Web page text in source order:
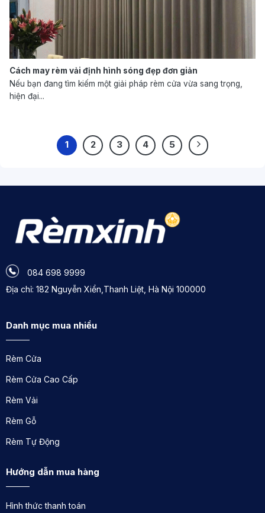
Cách may rèm vải định hình sóng đẹp đơn giản
Nếu bạn đang tìm kiếm một giải pháp rèm cửa vừa sang trọng,
hiện đại...
1 2 3 4 5
084 698 9999
Địa chỉ: 182 Nguyễn Xiển,Thanh Liệt, Hà Nội 100000
Danh mục mua nhiều
Rèm Cửa
Rèm Cửa Cao Cấp
Rèm Vải
Rèm Gỗ
Rèm Tự Động
Hướng dẫn mua hàng
Hình thức thanh toán